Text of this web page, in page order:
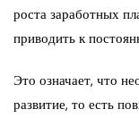
роста заработных
приводить к
Это означает, что
развитие, то есть